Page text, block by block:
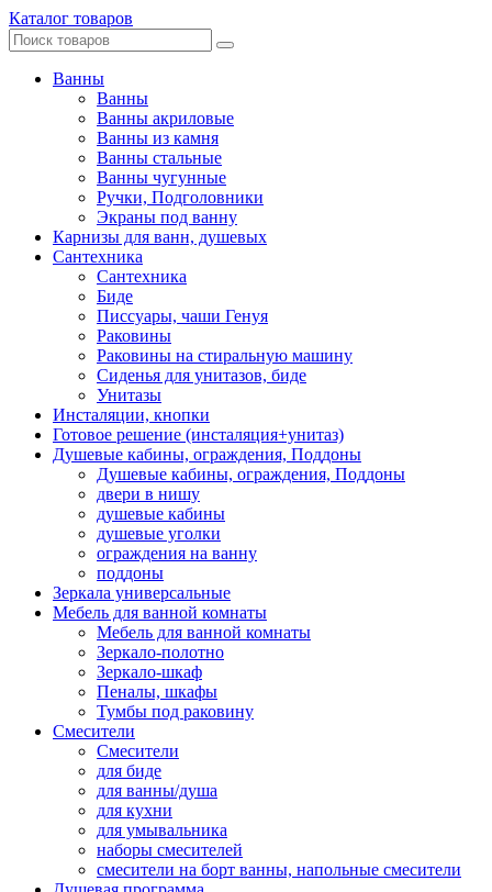
Каталог товаров
Ванны
Ванны
Ванны акриловые
Ванны из камня
Ванны стальные
Ванны чугунные
Ручки, Подголовники
Экраны под ванну
Карнизы для ванн, душевых
Сантехника
Сантехника
Биде
Писсуары, чаши Генуя
Раковины
Раковины на стиральную машину
Сиденья для унитазов, биде
Унитазы
Инсталяции, кнопки
Готовое решение (инсталяция+унитаз)
Душевые кабины, ограждения, Поддоны
Душевые кабины, ограждения, Поддоны
двери в нишу
душевые кабины
душевые уголки
ограждения на ванну
поддоны
Зеркала универсальные
Мебель для ванной комнаты
Мебель для ванной комнаты
Зеркало-полотно
Зеркало-шкаф
Пеналы, шкафы
Тумбы под раковину
Смесители
Смесители
для биде
для ванны/душа
для кухни
для умывальника
наборы смесителей
смесители на борт ванны, напольные смесители